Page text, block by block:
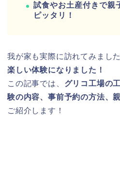
試食やお土産付きで親
ピッタリ！
我が家も実際に訪れてみました
楽しい体験になりました！
この記事では、 グリコ工場の
験の内容、事前予約の方法、
ご紹介します！